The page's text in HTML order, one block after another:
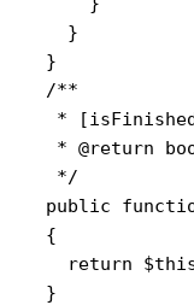
    }
  }
  /**
* [isFinished
* @return
   */
public
  {
return
  }